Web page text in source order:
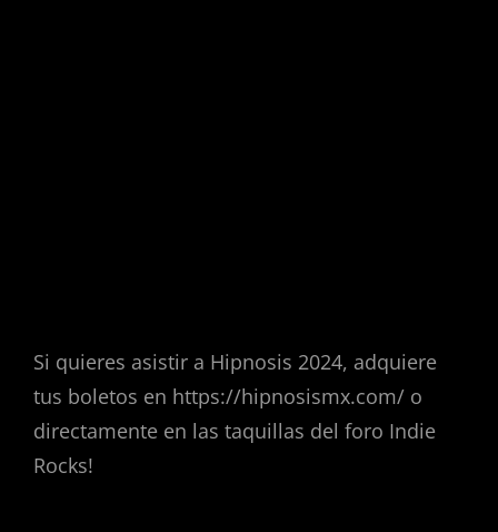
Si quieres asistir a Hipnosis 2024, adquiere
tus boletos en https://hipnosismx.com/ o
directamente en las taquillas del foro Indie
Rocks!